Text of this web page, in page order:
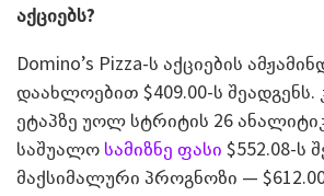
აქციებს?
Domino’s Pizza-ს აქციების
დაახლოებით $409.00-ს შეადგენს.
ეტაპზე უოლ სტრიტის 26
საშუალო სამიზნე ფასი $552.08-ს
მაქსიმალური პროგნოზი —